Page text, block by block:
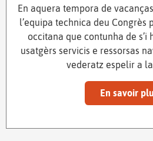
En aquera tempora de
l’equipa technica deu Congrès
occitana que contunha de s’i
usatgèrs servicis e ressorsas
vederatz espelir a
En savoir